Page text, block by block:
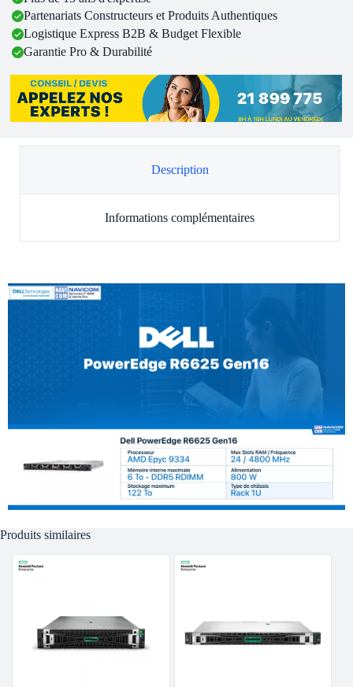
Partenariats Constructeurs et Produits Authentiques
Logistique Express B2B & Budget Flexible
Garantie Pro & Durabilité
Description
Informations complémentaires
Produits similaires